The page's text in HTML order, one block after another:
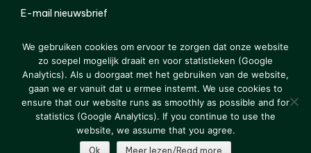
E-mail nieuwsbrief
© 2000-2026 Van der Molen EIS Colofon
Disclaimer
Privacy
We gebruiken cookies om ervoor te zorgen dat onze website
zo soepel mogelijk draait en voor statistieken (Google
Analytics). Als u doorgaat met het gebruiken van de website,
gaan we er vanuit dat u ermee instemt. We use cookies to
ensure that our website runs as smoothly as possible and for
statistics (Google Analytics). If you continue to use the
website, we assume that you agree.
Ok Meer lezen/Read more